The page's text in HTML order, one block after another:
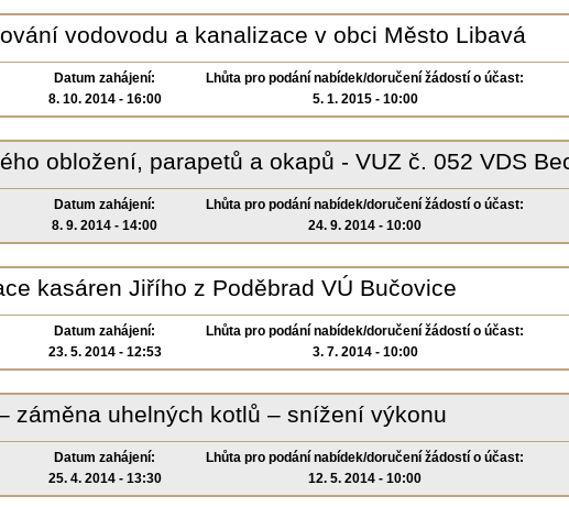
vodovodu a kanalizace v obci Město Libavá
Datum zahájení:
8. 10. 2014 - 16:00
Lhůta pro podání nabídek/doručení žádostí o účast:
5. 1. 2015 - 10:00
obložení, parapetů a okapů - VUZ č. 052 VDS
Datum zahájení:
8. 9. 2014 - 14:00
Lhůta pro podání nabídek/doručení žádostí o účast:
24. 9. 2014 - 10:00
kasáren Jiřího z Poděbrad VÚ Bučovice
Datum zahájení:
23. 5. 2014 - 12:53
Lhůta pro podání nabídek/doručení žádostí o účast:
3. 7. 2014 - 10:00
záměna uhelných kotlů – snížení výkonu
Datum zahájení:
25. 4. 2014 - 13:30
Lhůta pro podání nabídek/doručení žádostí o účast:
12. 5. 2014 - 10:00